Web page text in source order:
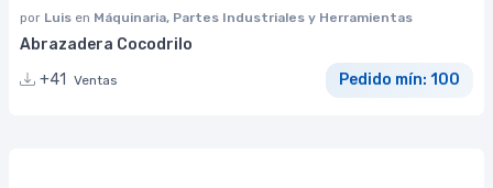
por Luis en Máquinaria, Partes Industriales y Herramientas
Abrazadera Cocodrilo
+41
Ventas Pedido mín: 100